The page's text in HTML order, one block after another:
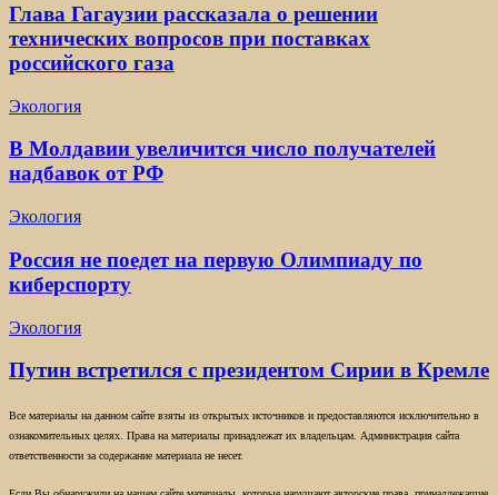
Глава Гагаузии рассказала о решении
технических вопросов при поставках
российского газа
Экология
В Молдавии увеличится число получателей
надбавок от РФ
Экология
Россия не поедет на первую Олимпиаду по
киберспорту
Экология
Путин встретился с президентом Сирии в Кремле
Все материалы на данном сайте взяты из открытых источников и предоставляются исключительно в
ознакомительных целях. Права на материалы принадлежат их владельцам. Администрация сайта
ответственности за содержание материала не несет.